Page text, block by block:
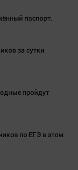
паспорт.
за сутки
пройдут
по ЕГЭ в этом